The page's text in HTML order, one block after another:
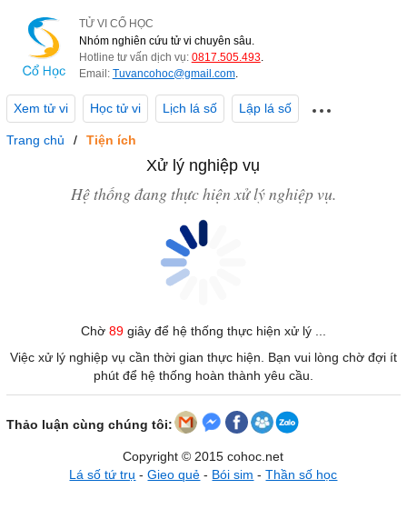
TỬ VI CỔ HỌC
Nhóm nghiên cứu tử vi chuyên sâu.
Hotline tư vấn dịch vụ: 0817.505.493.
Email: Tuvancohoc@gmail.com.
Xem tử vi Học tử vi Lịch lá số Lập lá số
Trang chủ Tiện ích
Xử lý nghiệp vụ
Hệ thống đang thực hiện xử lý nghiệp vụ.
Chờ 89giây để hệ thống thực hiện xử lý ...
Việc xử lý nghiệp vụ cần thời gian thực hiện. Bạn vui lòng chờ đợi ít
phút để hệ thống hoàn thành yêu cầu.
Thảo luận cùng chúng tôi:
Copyright © 2015 cohoc.net
Lá số tứ trụ -Gieo quẻ - Bói sim -Thần số học